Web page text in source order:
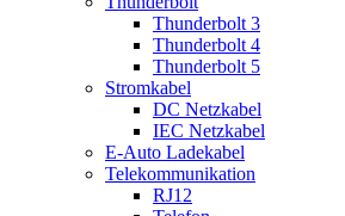
Thunderbolt 3
Thunderbolt 4
Thunderbolt 5
Stromkabel
DC Netzkabel
IEC Netzkabel
E-Auto Ladekabel
Telekommunikation
RJ12